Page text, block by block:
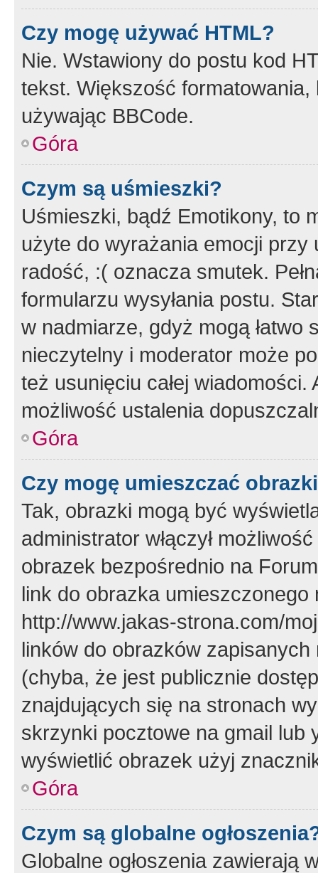
Czy mogę używać HTML?
Nie. Wstawiony do postu kod
tekst. Większość
używając BBCode.
Góra
Czym są uśmieszki?
Uśmieszki, bądź Emotikony, to
użyte do wyrażania emocji
radość, :( oznacza smutek.
formularzu wysyłania postu.
w nadmiarze, gdyż mogą
nieczytelny i moderator może
też usunięciu całej
możliwość ustalenia
Góra
Czy mogę umieszczać
Tak, obrazki mogą być
administrator włączył
obrazek bezpośrednio na
link do obrazka
http://www.jakas-strona.com/
linków do obrazków
(chyba, że jest publicznie
znajdujących się na stronach
skrzynki pocztowe na gmail lub
wyświetlić obrazek użyj
Góra
Czym są globalne
Globalne ogłoszenia zawierają